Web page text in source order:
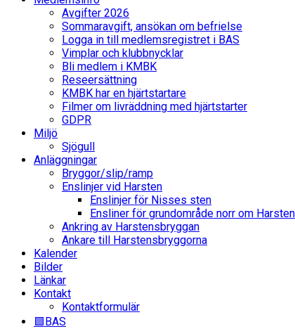
Avgifter 2026
Sommaravgift, ansökan om befrielse
Logga in till medlemsregistret i BAS
Vimplar och klubbnycklar
Bli medlem i KMBK
Reseersättning
KMBK har en hjärtstartare
Filmer om livräddning med hjärtstarter
GDPR
Miljö
Sjögull
Anläggningar
Bryggor/slip/ramp
Enslinjer vid Harsten
Enslinjer för Nisses sten
Ensliner för grundområde norr om Harsten
Ankring av Harstensbryggan
Ankare till Harstensbryggorna
Kalender
Bilder
Länkar
Kontakt
Kontaktformulär
🟩BAS